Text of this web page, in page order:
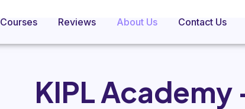
Courses Reviews About Us Contact Us
KIPL Academy